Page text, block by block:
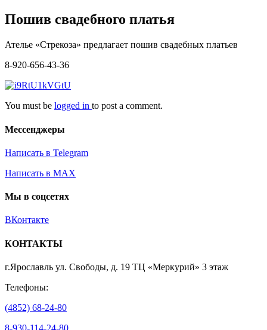
Пошив свадебного платья
Ателье «Стрекоза» предлагает пошив свадебных платьев
8-920-656-43-36
You must be logged in to post a comment.
Мессенджеры
Написать в Telegram
Написать в MAX
Мы в соцсетях
ВКонтакте
КОНТАКТЫ
г.Ярославль ул. Свободы, д. 19 ТЦ «Меркурий» 3 этаж
Телефоны:
(4852) 68-24-80
8-930-114-24-80